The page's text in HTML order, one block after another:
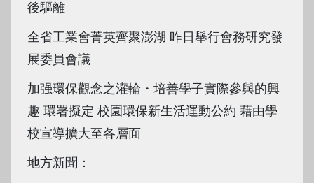
後驅離
全省工業會菁英齊聚澎湖 昨日舉行會務研究發
展委員會議
加强環保觀念之灌輪・培善學子實際參與的興
趣 環署擬定 校園環保新生活運動公約 藉由學
校宣導擴大至各層面
地方新聞：